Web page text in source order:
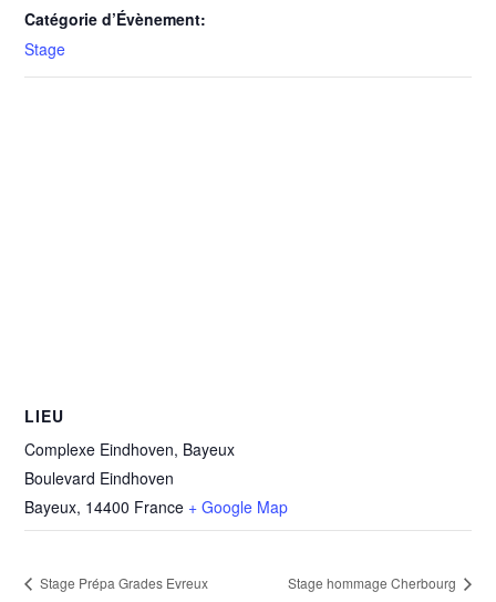
Catégorie d’Évènement:
Stage
LIEU
Complexe Eindhoven, Bayeux
Boulevard Eindhoven
Bayeux, 14400 France + Google Map
Stage Prépa Grades Evreux Stage hommage Cherbourg